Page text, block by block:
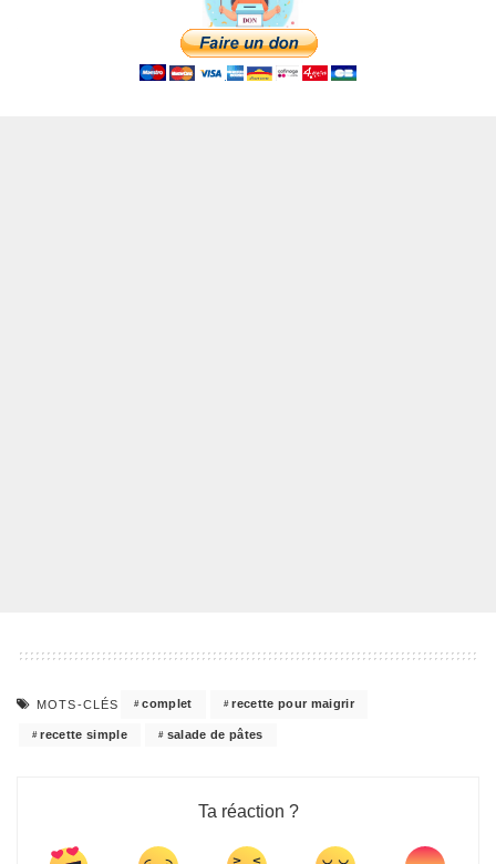
MOTS-CLÉS complet recette pour maigrir
recette simple salade de pâtes
Ta réaction ?